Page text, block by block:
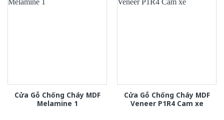
Cửa Gỗ Chống Cháy MDF
Melamine 1
Cửa Gỗ Chống Cháy MDF
Veneer P1R4 Cam xe